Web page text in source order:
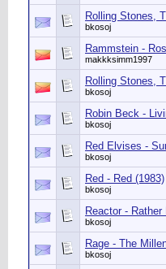
Rolling Stones,
bkosoj
Rammstein -
makkksimm1997
Rolling Stones,
bkosoj
Robin Beck -
bkosoj
Red Elvises -
bkosoj
Red - Red (1983)
bkosoj
Reactor -
bkosoj
Rage - The
bkosoj